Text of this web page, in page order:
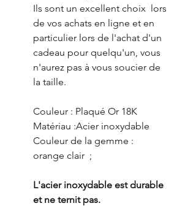
Ils sont un excellent choix lors
de vos achats en ligne et en
particulier lors de l'achat d'un
cadeau pour quelqu'un, vous
n'aurez pas à vous soucier de
la taille.
Couleur : Plaqué Or 18K
Matériau :Acier inoxydable
Couleur de la gemme :
orange clair ;
L'acier inoxydable est durable
et ne ternit pas.